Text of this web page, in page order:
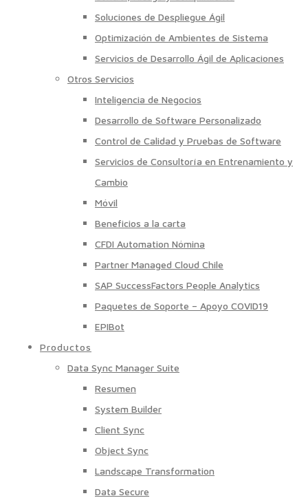
Soluciones de Despliegue Ágil
Optimización de Ambientes de Sistema
Servicios de Desarrollo Ágil de Aplicaciones
Otros Servicios
Inteligencia de Negocios
Desarrollo de Software Personalizado
Control de Calidad y Pruebas de Software
Servicios de Consultoría en Entrenamiento y
Cambio
Móvil
Beneficios a la carta
CFDI Automation Nómina
Partner Managed Cloud Chile
SAP SuccessFactors People Analytics
Paquetes de Soporte – Apoyo COVID19
EPIBot
Productos
Data Sync Manager Suite
Resumen
System Builder
Client Sync
Object Sync
Landscape Transformation
Data Secure